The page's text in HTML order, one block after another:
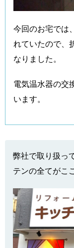
今回のお宅では
れていたので、
なりました。
電気温水器の交
います。
弊社で取り扱っ
テンの全てがこ